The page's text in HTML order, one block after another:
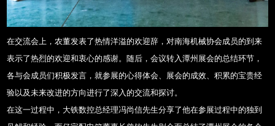
在交流会上，农董发表了热情洋溢的欢迎辞，对南海机械协会成员的到来
表示了热烈的欢迎和衷心的感谢。随后，会议转入潭州展会的总结环节，
各与会成员们积极发言，就参展的心得体会、展会的成效、积累的宝贵经
验以及未来改进的方向进行了深入的交流和探讨。
在这一过程中，大铁数控总经理冯尚信先生分享了他在参展过程中的独到